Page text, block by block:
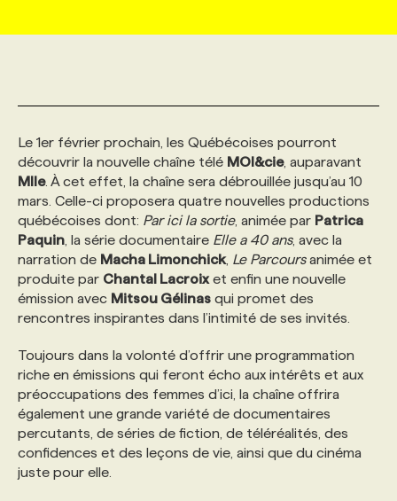
AFFAIRES DE L'INDUSTRIE
INITIATIVES NUMÉRIQUES
PRIX ET DISTINCTIONS
TENDANCES
WEB & MÉDIAS SOCIAUX
MARKETING DURABLE
GEO/SEO
ÉVÉNEMENTIEL
NOS AUTEUR‧RICES
INFOLETTRE PUBLICITÉ
ANNONCEZ AVEC NOUS
CONSULTER LA CVTHÈQUE
PROFIL ENTREPRISE
FAQ
ANNONCEZ AVEC NOUS
VOIR LES OFFRES
PROFIL CANDIDAT
FAQ
ANNONCEZ AVEC NOUS
NOS FORMATIONS EN LIGNE
NOS PARCOURS DE FORMATIONS
FORMATIONS PERSONNALISÉES
NOS FORMATEUR‧RICES
POURQUOI CHOISIR NOS FORMATIONS
NOS TARIFS
PROGRAMMES DE SUBVENTIONS
CHASSE DE TÊTE
SERVICE DE CHASSE DE TÊTE
NOS TARIFS
NOS EXPERTISES
FAQ
ANNONCEZ AVEC NOUS
Le 1er février prochain, les Québécoises pourront
découvrir la nouvelle chaîne télé MOI&cie, auparavant
Mlle. À cet effet, la chaîne sera débrouillée jusqu’au 10
mars. Celle-ci proposera quatre nouvelles productions
québécoises dont: Par ici la sortie, animée par Patrica
Paquin , la série documentaire Elle a 40 ans, avec la
narration de Macha Limonchick, Le Parcoursanimée et
produite par Chantal Lacroix et enfin une nouvelle
émission avec Mitsou Gélinas qui promet des
rencontres inspirantes dans l’intimité de ses invités.
Toujours dans la volonté d’offrir une programmation
riche en émissions qui feront écho aux intérêts et aux
préoccupations des femmes d’ici, la chaîne offrira
également une grande variété de documentaires
percutants, de séries de fiction, de téléréalités, des
confidences et des leçons de vie, ainsi que du cinéma
juste pour elle.